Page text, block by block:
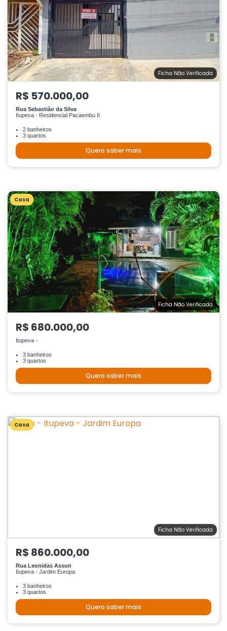
Ficha Não Verificada
R$ 570.000,00
Rua Sebastião da Silva
Itupeva - Residencial Pacaembu II
2 banheiros
3 quartos
Quero saber mais
Casa
Ficha Não Verificada
R$ 680.000,00
Itupeva -
3 banheiros
3 quartos
Quero saber mais
Casa
Ficha Não Verificada
R$ 860.000,00
Rua Leonidas Assun
Itupeva - Jardim Europa
3 banheiros
3 quartos
Quero saber mais